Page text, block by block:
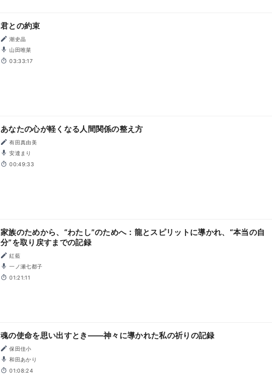
君との約束
潮史晶
山田唯菜
03:33:17
あなたの心が軽くなる人間関係の整え方
有田真由美
安達まり
00:49:33
家族のためから、“わたし”のためへ：龍とスピリットに導かれ、“本当の自
分”を取り戻すまでの記録
紅藍
一ノ瀬七都子
01:21:11
魂の使命を思い出すとき――神々に導かれた私の祈りの記録
保田佳小
和田あかり
01:08:24